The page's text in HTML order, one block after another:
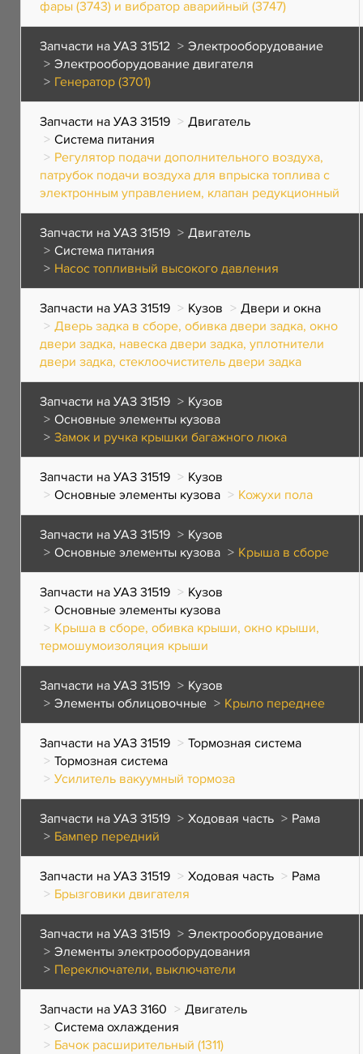
фары (3743) и вибратор аварийный (3747)
Запчасти на УАЗ 31512
Электрооборудование
Электрооборудование двигателя
Генератор (3701)
Запчасти на УАЗ 31519
Двигатель
Система питания
Регулятор подачи дополнительного воздуха,
патрубок подачи воздуха для впрыска топлива с
электронным управлением, клапан редукционный
Запчасти на УАЗ 31519
Двигатель
Система питания
Насос топливный высокого давления
Запчасти на УАЗ 31519 Кузов
Двери и окна
Дверь задка в сборе, обивка двери задка, окно
двери задка, навеска двери задка, уплотнители
двери задка, стеклоочиститель двери задка
Запчасти на УАЗ 31519
Кузов
Основные элементы кузова
Замок и ручка крышки багажного люка
Запчасти на УАЗ 31519
Кузов
Основные элементы кузова
Кожухи пола
Запчасти на УАЗ 31519
Кузов
Основные элементы кузова
Крыша в сборе
Запчасти на УАЗ 31519
Кузов
Основные элементы кузова
Крыша в сборе, обивка крыши, окно крыши,
термошумоизоляция крыши
Запчасти на УАЗ 31519
Кузов
Элементы облицовочные
Крыло переднее
Запчасти на УАЗ 31519
Тормозная система
Тормозная система
Усилитель вакуумный тормоза
Запчасти на УАЗ 31519 Ходовая часть
Рама
Бампер передний
Запчасти на УАЗ 31519 Ходовая часть
Рама
Брызговики двигателя
Запчасти на УАЗ 31519
Электрооборудование
Элементы электрооборудования
Переключатели, выключатели
Запчасти на УАЗ 3160
Двигатель
Система охлаждения
Бачок расширительный (1311)